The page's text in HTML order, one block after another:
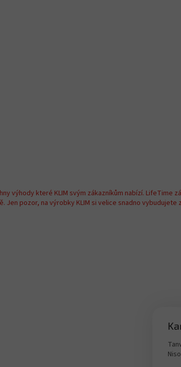
výhody které KLIM svým zákazníkům nabízí. LifeTime
pozor, na výrobky KLIM si velice snadno vybudujete